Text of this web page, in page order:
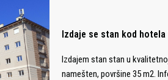
Izdaje se stan kod hotela
Izdajem stan stan u
namešten, površine 35 m2.